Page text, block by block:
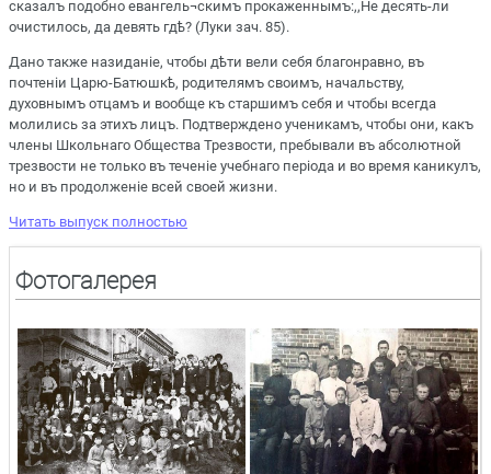
сказалъ подобно евангель¬скимъ прокаженнымъ:,,Не десять-ли
очистилось, да девять гдѣ? (Луки зач. 85).
Дано также назиданіе, чтобы дѣти вели себя благонравно, въ
почтеніи Царю-Батюшкѣ, родителямъ своимъ, начальству,
духовнымъ отцамъ и вообще къ старшимъ себя и чтобы всегда
молились за этихъ лицъ. Подтверждено ученикамъ, чтобы они, какъ
члены Школьнаго Общества Трезвости, пребывали въ абсолютной
трезвости не только въ теченіе учебнаго періода и во время каникулъ,
но и въ продолженіе всей своей жизни.
Читать выпуск полностью
Фотогалерея